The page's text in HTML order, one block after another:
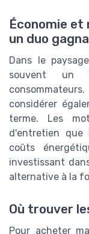
Économie et
un duo
Dans le
souvent un
considérer
terme. Les
d'entretien que
coûts
investissant
alternative à la
Où trouver
Pour acheter